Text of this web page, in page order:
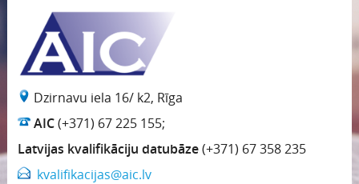
Dzirnavu iela 16/ k2, Rīga
AIC(+371) 67 225 155;
Latvijas kvalifikāciju datubāze(+371) 67 358 235
kvalifikacijas@aic.lv